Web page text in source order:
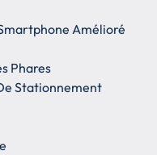
Amélioré
Phares
Stationnement